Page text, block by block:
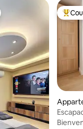
Coup